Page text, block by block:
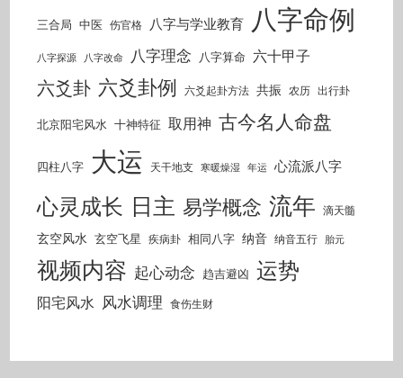
三合局 中医 伤官格 八字与学业教育 八字命例
八字探源 八字改命 八字理念 八字算命 六十甲子
六爻卦 六爻卦例 六爻起卦方法 共振 农历 出行卦
北京阳宅风水 十神特征 取用神 古今名人命盘
四柱八字 大运 天干地支 寒暖燥湿 年运 心流派八字
心灵成长 日主 易学概念 流年 滴天髓
玄空风水 玄空飞星 疾病卦 相同八字 纳音 纳音五行 胎元
视频内容 起心动念 趋吉避凶 运势
阳宅风水 风水调理 食伤生财